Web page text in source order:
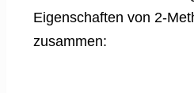
Eigenschaften von 2-
zusammen: